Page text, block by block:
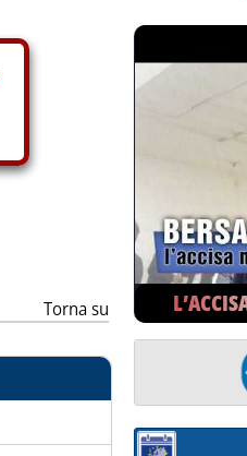
Torna su